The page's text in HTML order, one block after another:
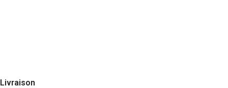
Livraison